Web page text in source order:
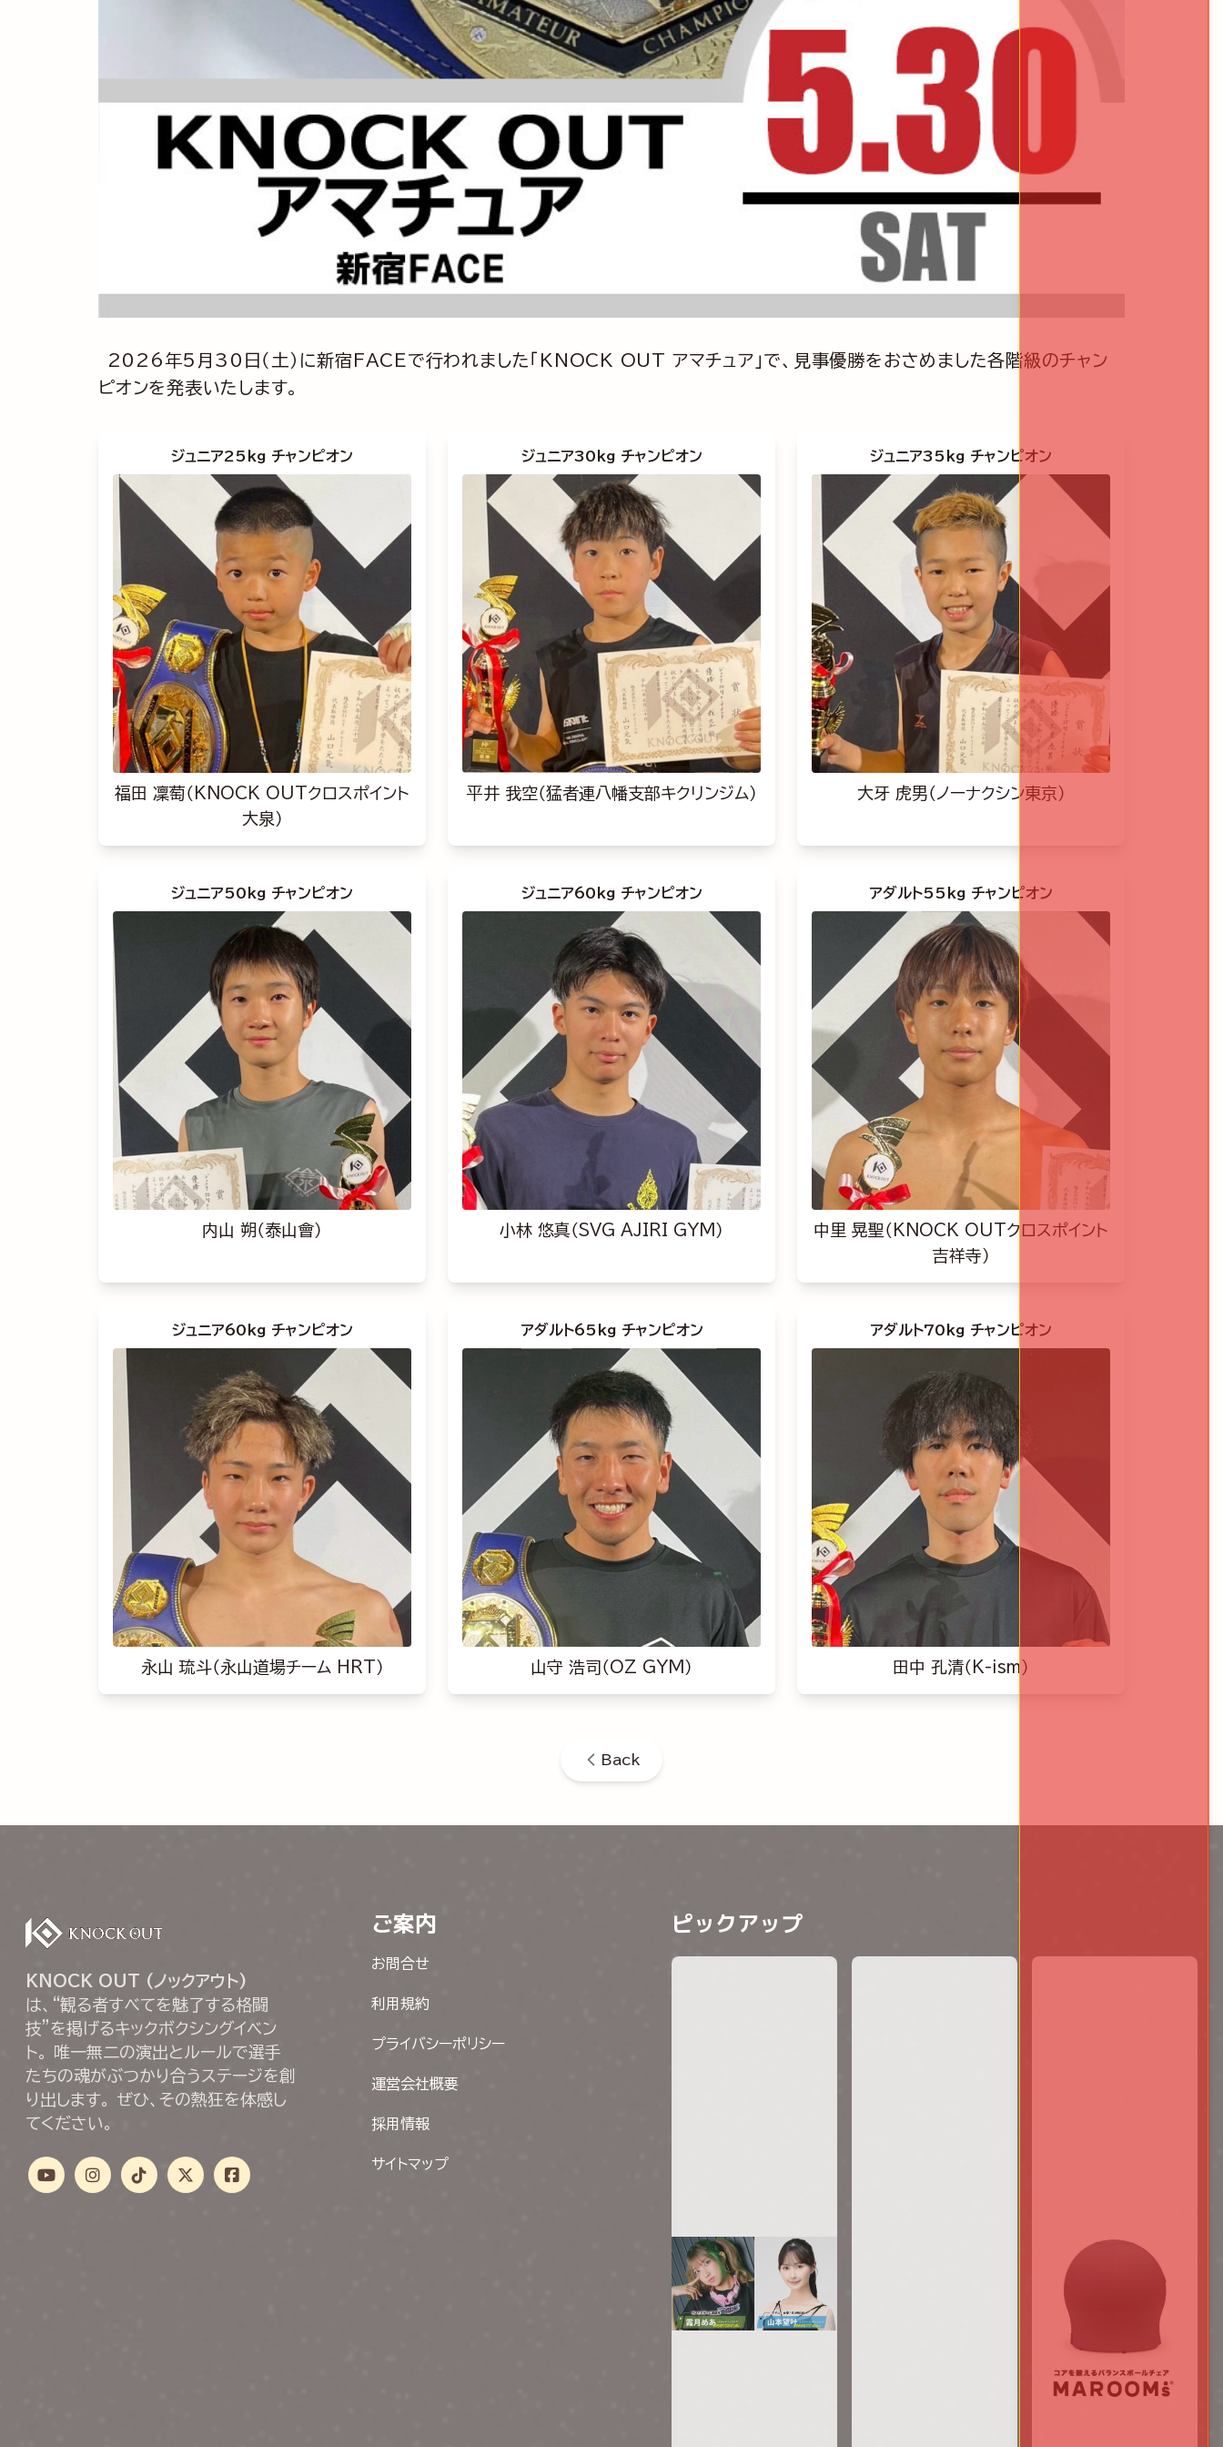
2026年5月30日（土）に新宿FACEで行われました「KNOCK OUT アマチュア」で、見事優勝をおさめました各階級のチャン
ピオンを発表いたします。
ジュニア25kg チャンピオン
福田 凜萄（KNOCK OUTクロスポイント
大泉）
ジュニア30kg チャンピオン
平井 我空（猛者連八幡支部キクリンジム）
ジュニア35kg チャンピオン
大牙 虎男（ノーナクシン東京）
ジュニア50kg チャンピオン
内山 朔（泰山會）
ジュニア60kg チャンピオン
小林 悠真（SVG AJIRI GYM）
アダルト55kg チャンピオン
中里 晃聖（KNOCK OUTクロスポイント
吉祥寺）
ジュニア60kg チャンピオン
永山 琉斗（永山道場チーム HRT）
アダルト65kg チャンピオン
山守 浩司（OZ GYM）
アダルト70kg チャンピオン
田中 孔清（K-ism）
Back
KNOCK OUT (ノックアウト)
は、“観る者すべてを魅了する格闘
技”を掲げるキックボクシングイベン
ト。 唯一無二の演出とルールで選手
たちの魂がぶつかり合うステージを創
り出します。 ぜひ、その熱狂を体感し
てください。
ご案内
お問合せ
利用規約
プライバシーポリシー
運営会社概要
採用情報
サイトマップ
ピックアップ